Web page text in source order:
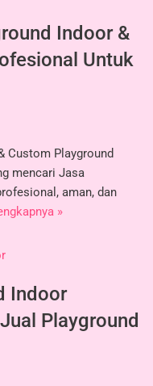
Indoor &
Untuk
Custom Playground
mencari Jasa
aman, dan
»
Indoor
Playground